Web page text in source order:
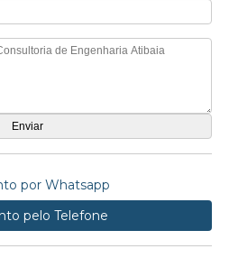
por Whatsapp
pelo Telefone